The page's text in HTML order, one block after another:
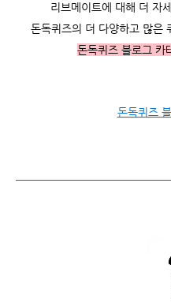
리브메이트에 대해 더 자
돈독퀴즈의 더 다양하고 많은
돈독퀴즈 블로그 카
돈독퀴즈